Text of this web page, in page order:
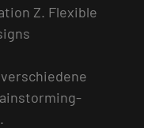
Z. Flexible